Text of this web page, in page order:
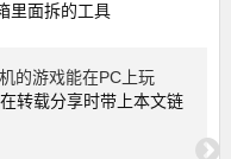
里面拆的工具
的游戏能在PC上玩
转载分享时带上本文链